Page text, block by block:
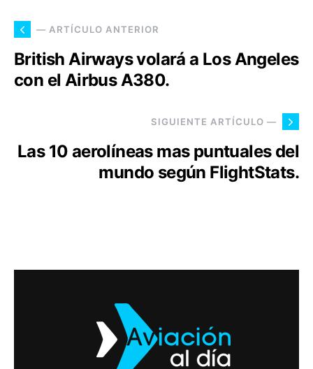
— ARTÍCULO ANTERIOR
British Airways volará a Los Angeles
con el Airbus A380.
SIGUIENTE ARTÍCULO —
Las 10 aerolíneas mas puntuales del
mundo según FlightStats.